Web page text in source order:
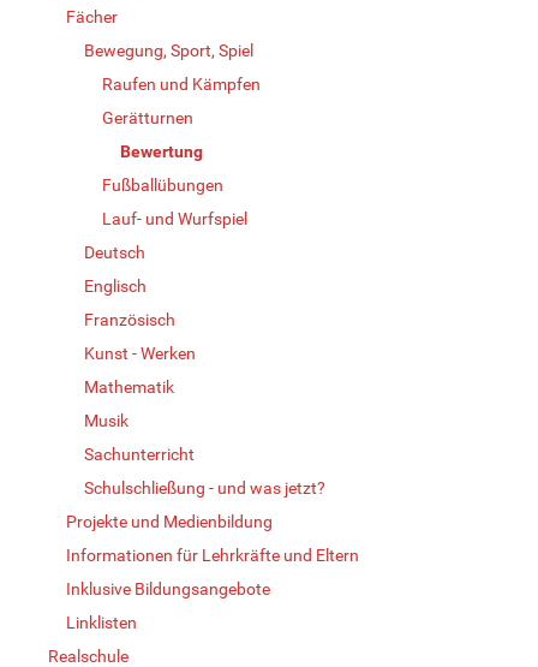
Fächer
Bewegung, Sport, Spiel
Raufen und Kämpfen
Gerätturnen
Bewertung
Fußballübungen
Lauf- und Wurfspiel
Deutsch
Englisch
Französisch
Kunst - Werken
Mathematik
Musik
Sachunterricht
Schulschließung - und was jetzt?
Projekte und Medienbildung
Informationen für Lehrkräfte und Eltern
Inklusive Bildungsangebote
Linklisten
Realschule